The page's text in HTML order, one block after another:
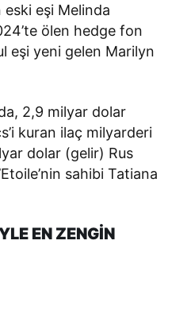
eski eşi Melinda
ölen hedge fon
eşi yeni gelen Marilyn
2,9 milyar dolar
kuran ilaç milyarderi
dolar (gelir) Rus
sahibi Tatiana
EN ZENGİN